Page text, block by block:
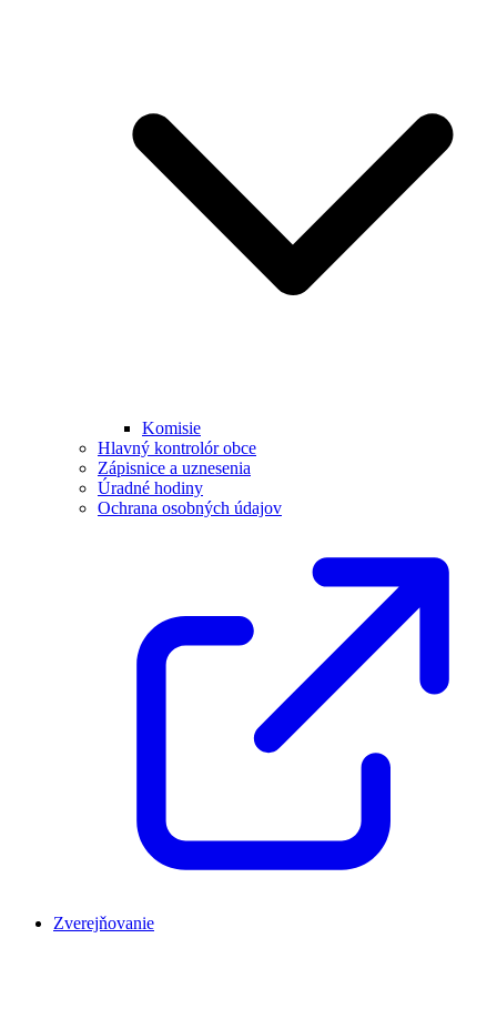
Komisie
Hlavný kontrolór obce
Zápisnice a uznesenia
Úradné hodiny
Ochrana osobných údajov
Zverejňovanie